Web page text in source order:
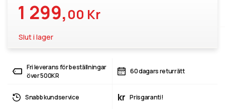
1 299,00 Kr
Slut i lager
Fri leverans för beställningar
över 500KR
60 dagars returrätt
Snabb kundservice kr Prisgaranti!